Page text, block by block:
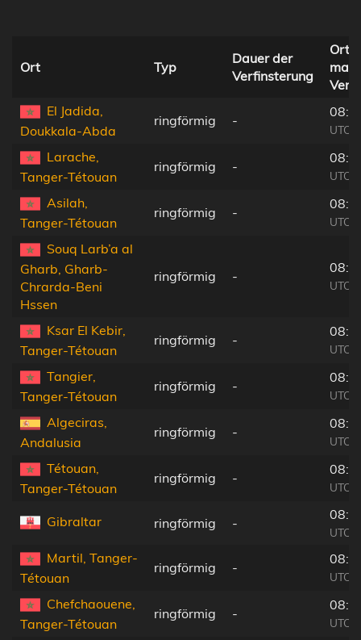
Ort Typ
Dauer der
Verfinsterung
El Jadida,
Doukkala-Abda
ringförmig -
Larache,
Tanger-Tétouan
ringförmig -
Asilah,
Tanger-Tétouan
ringförmig -
Souq Larb’a al
Gharb, Gharb-
Chrarda-Beni
Hssen
ringförmig -
Ksar El Kebir,
Tanger-Tétouan
ringförmig -
Tangier,
Tanger-Tétouan
ringförmig -
Algeciras,
Andalusia
ringförmig -
Tétouan,
Tanger-Tétouan
ringförmig -
Gibraltar ringförmig -
Martil, Tanger-
Tétouan
ringförmig -
Chefchaouene,
Tanger-Tétouan
ringförmig -